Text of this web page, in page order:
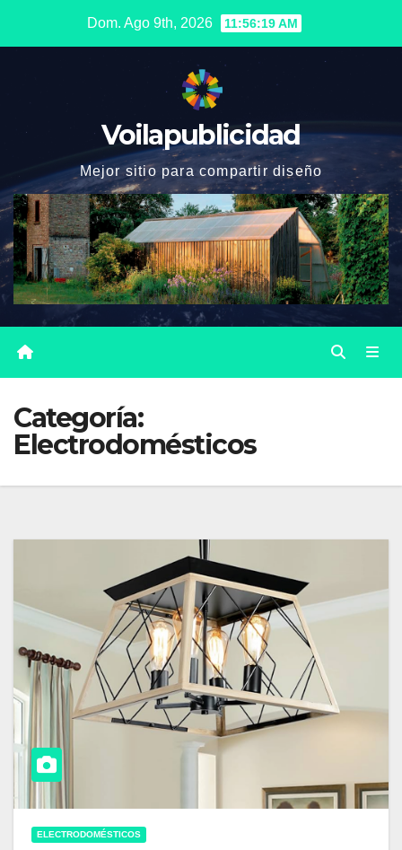
Dom. Ago 9th, 2026 11:56:21 AM
Voilapublicidad
Mejor sitio para compartir diseño
Categoría:
Electrodomésticos
ELECTRODOMÉSTICOS